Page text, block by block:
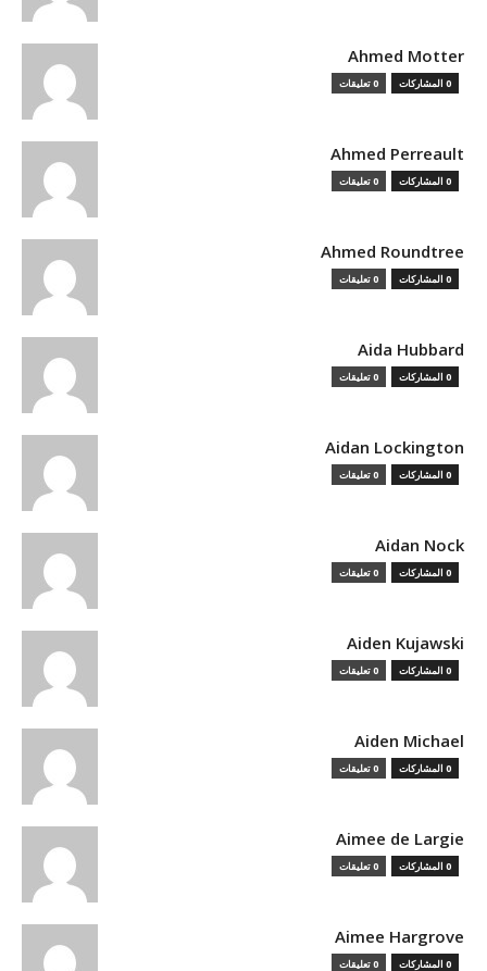
Ahmed Motter
0 المشاركات 0 تعليقات
Ahmed Perreault
0 المشاركات 0 تعليقات
Ahmed Roundtree
0 المشاركات 0 تعليقات
Aida Hubbard
0 المشاركات 0 تعليقات
Aidan Lockington
0 المشاركات 0 تعليقات
Aidan Nock
0 المشاركات 0 تعليقات
Aiden Kujawski
0 المشاركات 0 تعليقات
Aiden Michael
0 المشاركات 0 تعليقات
Aimee de Largie
0 المشاركات 0 تعليقات
Aimee Hargrove
0 المشاركات 0 تعليقات